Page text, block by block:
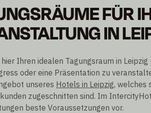
FÜR
IN
hier Ihren idealen Tagungsraum in
oder eine Präsentation zu
unseres Hotels in Leipzig, welches
zugeschnitten sind. Im
beste Voraussetzungen vor.